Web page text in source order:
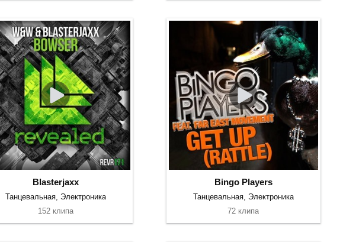
Blasterjaxx
Танцевальная, Электроника
152 клипа
Bingo Players
Танцевальная, Электроника
72 клипа